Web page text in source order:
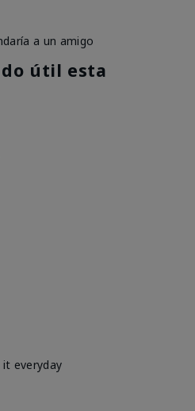
a un amigo
útil esta
everyday